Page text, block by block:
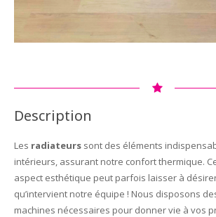
Description
Les radiateurs sont des éléments
intérieurs, assurant notre confort thermique.
aspect esthétique peut parfois laisser à
qu’intervient notre équipe ! Nous disposons
machines nécessaires pour donner vie à vos